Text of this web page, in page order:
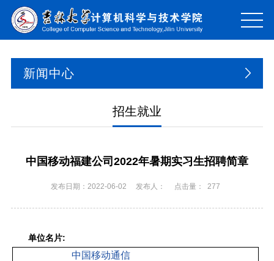
新闻中心
招生就业
中国移动福建公司2022年暑期实习生招聘简章
发布日期：2022-06-02 发布人： 点击量： 277
单位名片:
中国移动通信